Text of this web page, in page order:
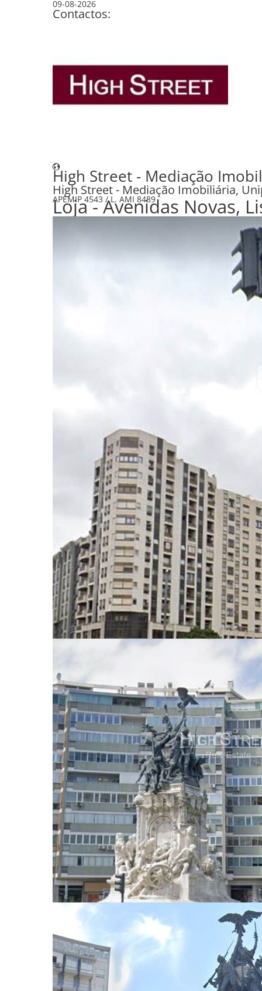
09-08-2026
Contactos:
High Street - Mediação
High Street - Mediação Imobiliária,
APEMIP 4543 /L. AMI 8489
+351 210 415 920
(Chamada para a rede fixa nacional)
+351 913 320 505
Loja - Avenidas Novas,